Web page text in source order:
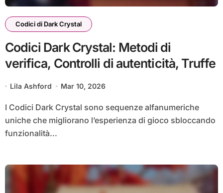
Codici di Dark Crystal
Codici Dark Crystal: Metodi di
verifica, Controlli di autenticità, Truffe
Lila Ashford Mar 10, 2026
I Codici Dark Crystal sono sequenze alfanumeriche
uniche che migliorano l’esperienza di gioco sbloccando
funzionalità...